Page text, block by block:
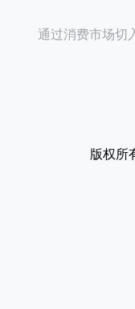
通过消费市场切
版权所